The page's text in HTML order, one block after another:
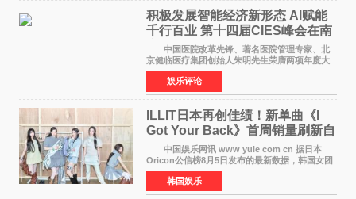
积极发展智能经济新形态 Al赋能
千行百业 第十四届CIES峰会在南
京盛大召开
中国医院改革先锋、著名医院管理专家、北
京健临医疗集团创始人朱明先生荣膺两项年度大
奖 2026年7月31日，盛夏金陵，长江之畔，
以重落地·真务实·强链接为主题的2026&lsquo;人
工智能+&rsquo
娱乐评论
ILLIT日本再创佳绩！新单曲《I
Got Your Back》首周销量刷新自
身纪录
中国娱乐网讯 www yule com cn 据日本
Oricon公信榜8月5日发布的最新数据，韩国女团
ILLIT在日本发行的第二张单曲《I Got Your
Back》首周销量达到71,009张，成功跻身最新一
期周单曲排行
韩国娱乐